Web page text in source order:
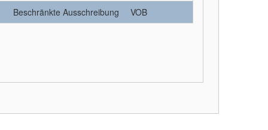
Beschränkte Ausschreibung VOB